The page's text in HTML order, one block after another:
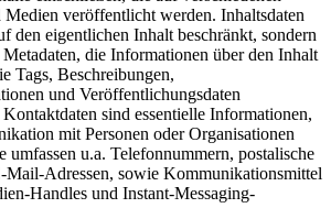
Medien veröffentlicht werden. Inhaltsdaten
den eigentlichen Inhalt beschränkt, sondern
die Informationen über den Inhalt
Tags, Beschreibungen,
und Veröffentlichungsdaten
Kontaktdaten sind essentielle Informationen,
mit Personen oder Organisationen
umfassen u.a. Telefonnummern, postalische
Mail-Adressen, sowie Kommunikationsmittel
Handles und Instant-Messaging-